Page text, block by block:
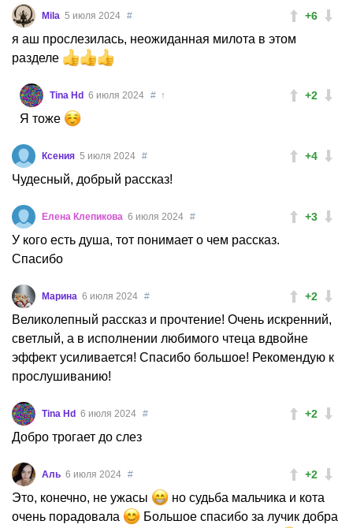
+6
Mila 5 июля 2024 #
я аш прослезилась, неожиданная милота в этом
разделе
+2
Tina Hd 6 июля 2024 # ↑
Я тоже
+4
Ксения 5 июля 2024 #
Чудесный, добрый рассказ!
+3
Елена Клепикова 6 июля 2024 #
У кого есть душа, тот понимает о чем рассказ.
Спасибо
+2
Марина 6 июля 2024 #
Великолепный рассказ и прочтение! Очень искренний,
светлый, а в исполнении любимого чтеца вдвойне
эффект усиливается! Спасибо большое! Рекомендую к
прослушиванию!
+2
Tina Hd 6 июля 2024 #
Добро трогает до слез
+2
Аль 6 июля 2024 #
Это, конечно, не ужасы
но судьба мальчика и кота
очень порадовала
Большое спасибо за лучик добра